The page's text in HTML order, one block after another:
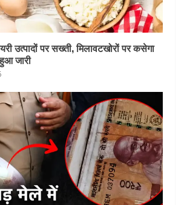
उत्पादों पर सख्ती, मिलावटखोरों पर कसेगा
जारी